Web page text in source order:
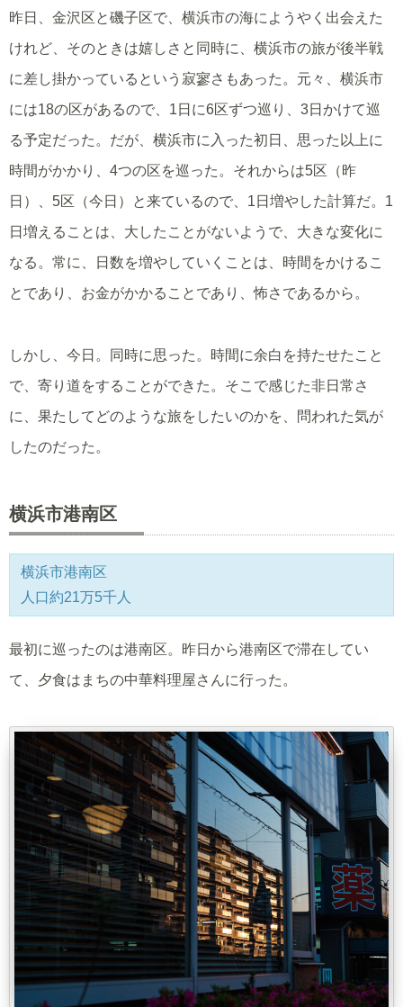
昨日、金沢区と磯子区で、横浜市の海にようやく出会えた
けれど、そのときは嬉しさと同時に、横浜市の旅が後半戦
に差し掛かっているという寂寥さもあった。元々、横浜市
には18の区があるので、1日に6区ずつ巡り、3日かけて巡
る予定だった。だが、横浜市に入った初日、思った以上に
時間がかかり、4つの区を巡った。それからは5区（昨
日）、5区（今日）と来ているので、1日増やした計算だ。1
日増えることは、大したことがないようで、大きな変化に
なる。常に、日数を増やしていくことは、時間をかけるこ
とであり、お金がかかることであり、怖さであるから。
しかし、今日。同時に思った。時間に余白を持たせたこと
で、寄り道をすることができた。そこで感じた非日常さ
に、果たしてどのような旅をしたいのかを、問われた気が
したのだった。
横浜市港南区
横浜市港南区
人口約21万5千人
最初に巡ったのは港南区。昨日から港南区で滞在してい
て、夕食はまちの中華料理屋さんに行った。